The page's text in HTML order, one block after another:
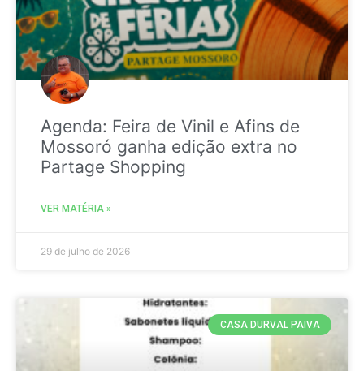
Agenda: Feira de Vinil e Afins de
Mossoró ganha edição extra no
Partage Shopping
VER MATÉRIA »
29 de julho de 2026
CASA DURVAL PAIVA